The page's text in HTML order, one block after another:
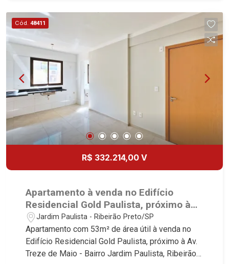
desde 2000! Avenida João Fiúsa, 1051 - Alto da
Boa Vista | Ribeirão Preto.
Cód. 48411
R$ 332.214,00 V
Apartamento à venda no Edifício
Residencial Gold Paulista, próximo à
Av. Treze de Maio - Ribeirão Preto/SP.
Jardim Paulista - Ribeirão Preto/SP
Apartamento com 53m² de área útil à venda no
Edifício Residencial Gold Paulista, próximo à Av.
Treze de Maio - Bairro Jardim Paulista, Ribeirão